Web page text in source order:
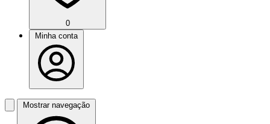
0
Minha conta
Mostrar navegação